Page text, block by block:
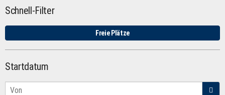
Schnell-Filter
Freie Plätze
Startdatum